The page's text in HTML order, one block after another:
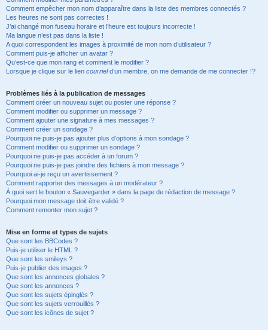
Comment empêcher mon nom d’apparaître dans la liste des membres connectés ?
Les heures ne sont pas correctes !
J’ai changé mon fuseau horaire et l’heure est toujours incorrecte !
Ma langue n’est pas dans la liste !
A quoi correspondent les images à proximité de mon nom d’utilisateur ?
Comment puis-je afficher un avatar ?
Qu’est-ce que mon rang et comment le modifier ?
Lorsque je clique sur le lien courrield’un membre, on me demande de me connecter !?
Problèmes liés à la publication de messages
Comment créer un nouveau sujet ou poster une réponse ?
Comment modifier ou supprimer un message ?
Comment ajouter une signature à mes messages ?
Comment créer un sondage ?
Pourquoi ne puis-je pas ajouter plus d’options à mon sondage ?
Comment modifier ou supprimer un sondage ?
Pourquoi ne puis-je pas accéder à un forum ?
Pourquoi ne puis-je pas joindre des fichiers à mon message ?
Pourquoi ai-je reçu un avertissement ?
Comment rapporter des messages à un modérateur ?
À quoi sert le bouton « Sauvegarder » dans la page de rédaction de message ?
Pourquoi mon message doit être validé ?
Comment remonter mon sujet ?
Mise en forme et types de sujets
Que sont les BBCodes ?
Puis-je utiliser le HTML ?
Que sont les smileys ?
Puis-je publier des images ?
Que sont les annonces globales ?
Que sont les annonces ?
Que sont les sujets épinglés ?
Que sont les sujets verrouillés ?
Que sont les icônes de sujet ?